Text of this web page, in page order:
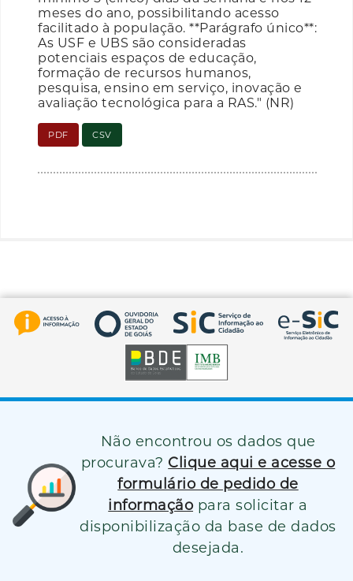
meses do ano, possibilitando acesso
facilitado à população. **Parágrafo único**:
As USF e UBS são consideradas
potenciais espaços de educação,
formação de recursos humanos,
pesquisa, ensino em serviço, inovação e
avaliação tecnológica para a RAS." (NR)
PDF CSV
Não encontrou os dados que
procurava? Clique aqui e acesse o
formulário de pedido de
informação para solicitar a
disponibilização da base de dados
desejada.